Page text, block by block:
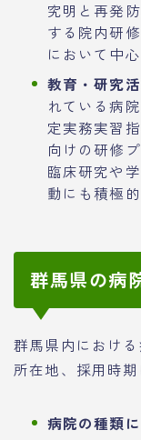
究明と再発
する院内研
において中
教育・研究
れている病
定実務実習
向けの研修
臨床研究や
動にも積極
群馬県の病
群馬県内におけ
所在地、採用時
病院の種類